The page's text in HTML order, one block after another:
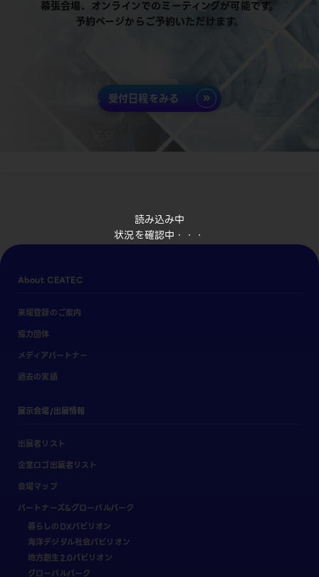
読み込み中
状況を確認中・・・
幕張会場、オンラインでのミーティングが可能です。
予約ページからご予約いただけます。
受付日程をみる
About CEATEC
来場登録のご案内
協力団体
メディアパートナー
過去の実績
展示会場/出展情報
出展者リスト
企業ロゴ出展者リスト
会場マップ
パートナーズ&グローバルパーク
暮らしのDXパビリオン
海洋デジタル社会パビリオン
地方創生2.0パビリオン
グローバルパーク